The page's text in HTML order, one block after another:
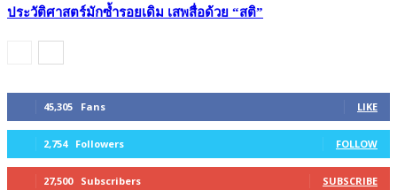
ประวัติศาสตร์มักซ้ำรอยเดิม เสพสื่อด้วย “สติ”
45,305 Fans LIKE
2,754 Followers FOLLOW
27,500 Subscribers SUBSCRIBE